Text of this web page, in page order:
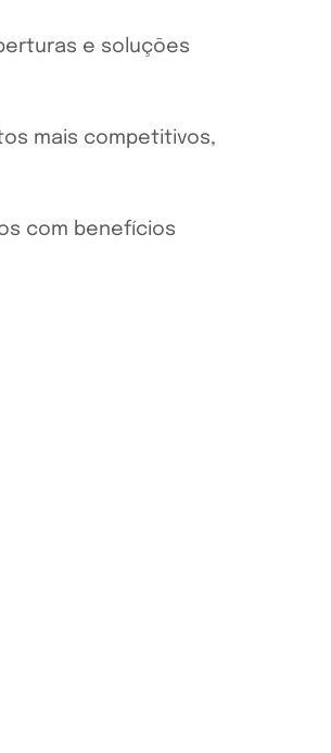
e soluções
mais competitivos,
com benefícios